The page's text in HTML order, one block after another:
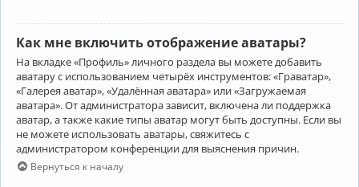
Как мне включить отображение аватары?
На вкладке «Профиль» личного раздела вы можете добавить
аватару с использованием четырёх инструментов: «Граватар»,
«Галерея аватар», «Удалённая аватара» или «Загружаемая
аватара». От администратора зависит, включена ли поддержка
аватар, а также какие типы аватар могут быть доступны. Если вы
не можете использовать аватары, свяжитесь с
администратором конференции для выяснения причин.
Вернуться к началу